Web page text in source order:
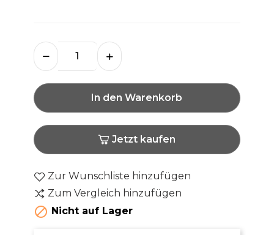
In den Warenkorb
Jetzt kaufen
Zur Wunschliste hinzufügen
Zum Vergleich hinzufügen
 Nicht auf Lager